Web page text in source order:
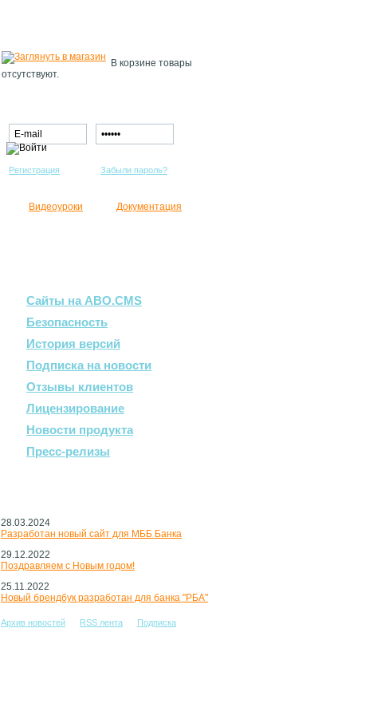
В корзине товары
отсутствуют.
Регистрация Забыли пароль?
Видеоуроки Документация
Сайты на ABO.CMS
Безопасность
История версий
Подписка на новости
Отзывы клиентов
Лицензирование
Новости продукта
Пресс-релизы
Новости
28.03.2024
Разработан новый сайт для МББ Банка
29.12.2022
Поздравляем с Новым годом!
25.11.2022
Новый брендбук разработан для банка "РБА"
Архив новостей RSS лента Подписка